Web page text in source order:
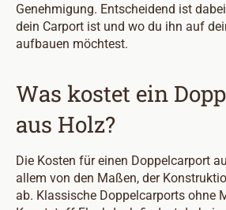
Genehmigung. Entscheidend ist
dein Carport ist und wo du ihn auf
aufbauen möchtest.
Was kostet ein
aus Holz?
Die Kosten für einen Doppelcarport
allem von den Maßen, der
ab. Klassische Doppelcarports ohne